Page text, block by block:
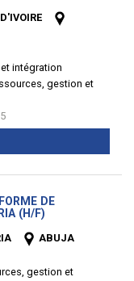
intégration
gestion et
DE
(H/F)
ABUJA
gestion et